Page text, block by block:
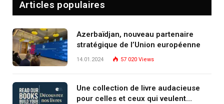
Articles populaires
Azerbaïdjan, nouveau partenaire
stratégique de l’Union européenne
14.01.2024 57 020 Views
Une collection de livre audacieuse
pour celles et ceux qui veulent